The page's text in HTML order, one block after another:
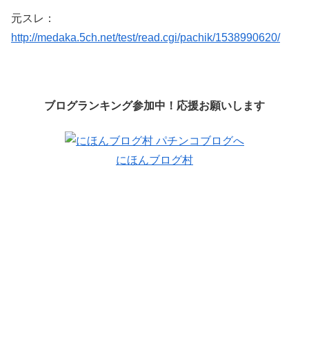
元スレ：
http://medaka.5ch.net/test/read.cgi/pachik/1538990620/
ブログランキング参加中！応援お願いします
にほんブログ村